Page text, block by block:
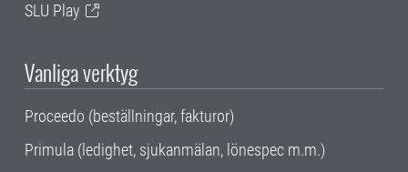
SLU Play
Vanliga verktyg
Proceedo (beställningar, fakturor)
Primula (ledighet, sjukanmälan, lönespec m.m.)